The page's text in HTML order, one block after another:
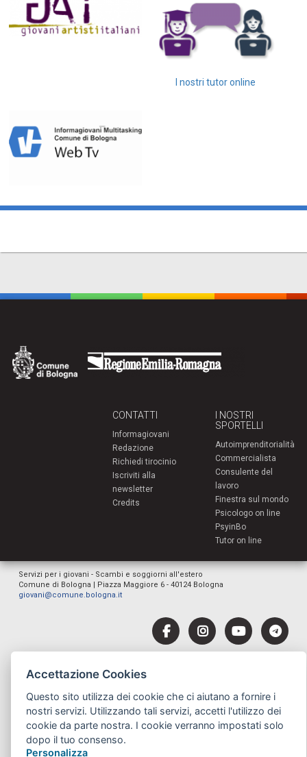
I nostri tutor online
CONTATTI
Informagiovani
Redazione
Richiedi tirocinio
Iscriviti alla
newsletter
Credits
I NOSTRI
SPORTELLI
Autoimprenditorialità
Commercialista
Consulente del
lavoro
Finestra sul mondo
Psicologo on line
PsyinBo
Tutor on line
Servizi per i giovani - Scambi e soggiorni all'estero
Comune di Bologna | Piazza Maggiore 6 - 40124 Bologna
giovani@comune.bologna.it
Accettazione Cookies
Questo sito utilizza dei cookie che ci aiutano a fornire i
nostri servizi. Utilizzando tali servizi, accetti l'utilizzo dei
cookie da parte nostra. I cookie verranno impostati solo
dopo il tuo consenso.
Personalizza